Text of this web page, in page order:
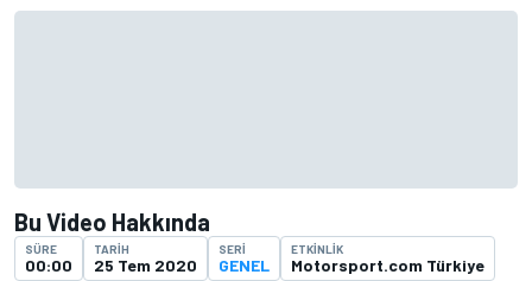
Bu Video Hakkında
SÜRE
00:00
TARIH
25 Tem 2020
SERI
GENEL
ETKINLIK
Motorsport.com Türkiye